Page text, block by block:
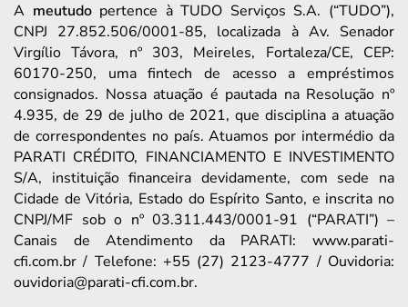
A meutudopertence à TUDO Serviços S.A. (“TUDO”),
CNPJ 27.852.506/0001-85, localizada à Av. Senador
Virgílio Távora, nº 303, Meireles, Fortaleza/CE, CEP:
60170-250, uma fintech de acesso a empréstimos
consignados. Nossa atuação é pautada na Resolução nº
4.935, de 29 de julho de 2021, que disciplina a atuação
de correspondentes no país. Atuamos por intermédio da
PARATI CRÉDITO, FINANCIAMENTO E INVESTIMENTO
S/A, instituição financeira devidamente, com sede na
Cidade de Vitória, Estado do Espírito Santo, e inscrita no
CNPJ/MF sob o nº 03.311.443/0001-91 (“PARATI”) –
Canais de Atendimento da PARATI: www.parati-
cfi.com.br / Telefone: +55 (27) 2123-4777 / Ouvidoria:
ouvidoria@parati-cfi.com.br.